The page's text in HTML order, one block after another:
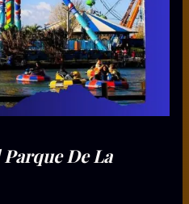
De La